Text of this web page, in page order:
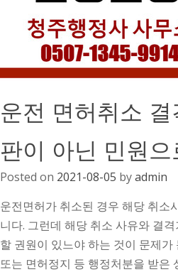
운전 면허취소
판이 아닌 민원으
Posted on 2021-08-05 byadmin
운전면허가 취소된 경우 해당 취소
니다. 그런데 해당 취소 사유와 결
할 권원이 있느야 하는 것이 문제
또는 면허정지 등 행정처분을 받은